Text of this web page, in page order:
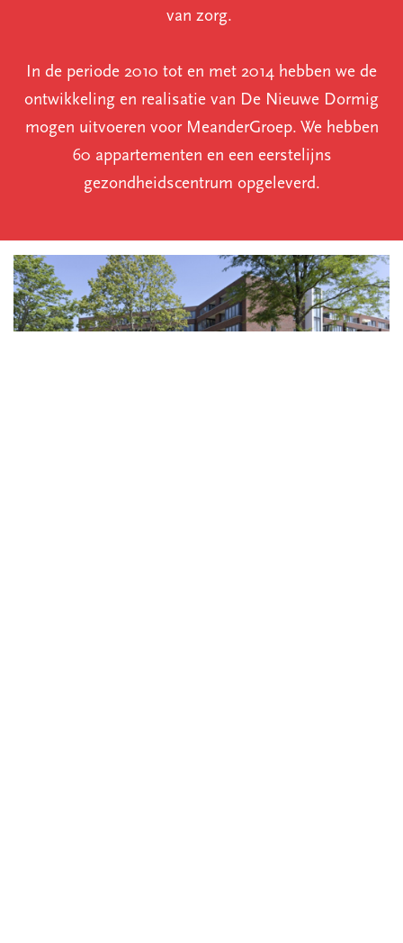
van zorg.
In de periode 2010 tot en met 2014 hebben we de
ontwikkeling en realisatie van De Nieuwe Dormig
mogen uitvoeren voor MeanderGroep. We hebben
60 appartementen en een eerstelijns
gezondheidscentrum opgeleverd.